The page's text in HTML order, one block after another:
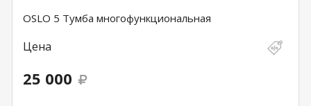
OSLO 5 Тумба многофункциональная
Цена
25 000